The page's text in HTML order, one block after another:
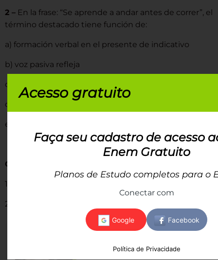
2 – En la frase: “Se aprende a andar antes de correr”, el
término destacado tiene función de:
a) formación verbal en el presente de indicativo
b) voz pasiva refleja
c) voz activa
d) voz pasiva analítica
e) voz modal
GABARITO
1 – D
2 – B
Acesso gratuito
Faça seu cadastro de acesso
Enem Gratuito
Planos de Estudo completos para o
Conectar com
Política de Privacidade